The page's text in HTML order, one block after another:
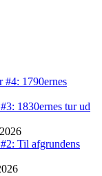
#4: 1790ernes
1830ernes tur ud
Til afgrundens